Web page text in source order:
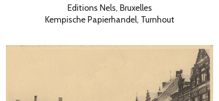
Editions Nels, Bruxelles
Kempische Papierhandel, Turnhout